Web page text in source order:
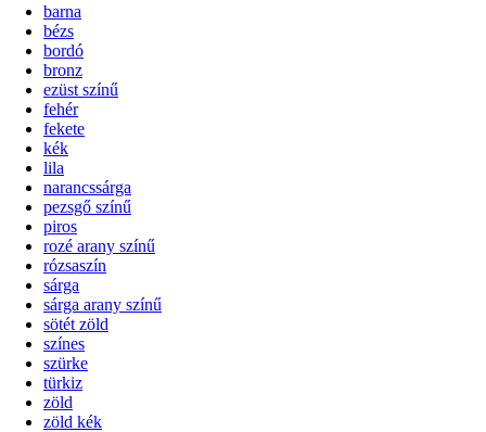
barna
bézs
bordó
bronz
ezüst színű
fehér
fekete
kék
lila
narancssárga
pezsgő színű
piros
rozé arany színű
rózsaszín
sárga
sárga arany színű
sötét zöld
színes
szürke
türkiz
zöld
zöld kék